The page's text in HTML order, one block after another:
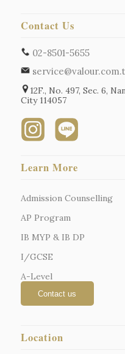
Contact Us
02-8501-5655
12F., No. 497, Sec. 6,
City 114057
Learn More
Admission Counselling
AP Program
IB MYP & IB DP
I/GCSE
A-Level
Location